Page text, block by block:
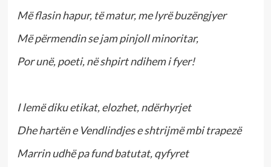
Më flasin hapur, të matur, me lyrë buzëngjyer
Më përmendin se jam pinjoll minoritar,
Por unë, poeti, në shpirt ndihem i fyer!
I lemë diku etikat, elozhet, ndërhyrjet
Dhe hartën e Vendlindjes e shtrijmë mbi trapezë
Marrin udhë pa fund batutat, qyfyret